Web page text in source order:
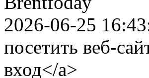
2026-06-25
посетить веб-
вход</a>